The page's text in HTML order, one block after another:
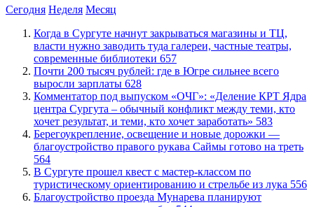
Сегодня Неделя Месяц
​Когда в Сургуте начнут закрываться магазины и ТЦ,
власти нужно заводить туда галереи, частные театры,
современные библиотеки 657
​Почти 200 тысяч рублей: где в Югре сильнее всего
выросли зарплаты 628
​Комментатор под выпуском «ОЧГ»: «Деление КРТ Ядра
центра Сургута – обычный конфликт между теми, кто
хочет результат, и теми, кто хочет заработать» 583
Берегоукрепление, освещение и новые дорожки —
благоустройство правого рукава Саймы готово на треть
564
В Сургуте прошел квест с мастер-классом по
туристическому ориентированию и стрельбе из лука 556
Благоустройство проезда Мунарева планируют